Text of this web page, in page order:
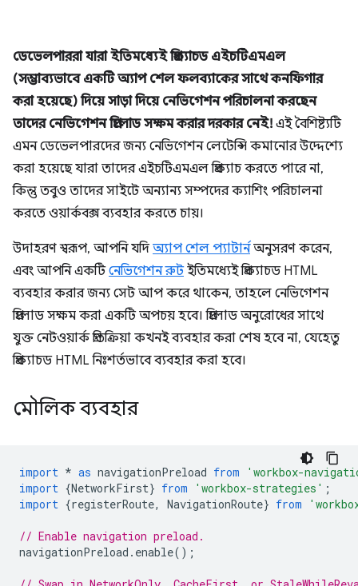
ডেভেলপাররা যারা ইতিমধ্যেই প্রিক্যাচড এইচটিএমএল
(সম্ভাব্যভাবে একটি অ্যাপ শেল ফলব্যাকের সাথে কনফিগার
করা হয়েছে) দিয়ে সাড়া দিয়ে নেভিগেশন পরিচালনা করছেন
তাদের নেভিগেশন প্রিলোড সক্ষম করার দরকার নেই! এই বৈশিষ্ট্যটি
এমন ডেভেলপারদের জন্য নেভিগেশন লেটেন্সি কমানোর উদ্দেশ্যে
করা হয়েছে যারা তাদের এইচটিএমএল প্রিক্যাচ করতে পারে না,
কিন্তু তবুও তাদের সাইটে অন্যান্য সম্পদের ক্যাশিং পরিচালনা
করতে ওয়ার্কবক্স ব্যবহার করতে চায়।
উদাহরণ স্বরূপ, আপনি যদি অ্যাপ শেল প্যাটার্নঅনুসরণ করেন,
এবং আপনি একটিনেভিগেশন রুটইতিমধ্যেই প্রিক্যাচড HTML
ব্যবহার করার জন্য সেট আপ করে থাকেন, তাহলে নেভিগেশন
প্রিলোড সক্ষম করা একটি অপচয় হবে। প্রিলোড অনুরোধের সাথে
যুক্ত নেটওয়ার্ক প্রতিক্রিয়া কখনই ব্যবহার করা শেষ হবে না, যেহেতু
প্রিক্যাচড HTML নিঃশর্তভাবে ব্যবহার করা হবে।
মৌলিক ব্যবহার
import * as navigationPreload from
'workbox-
import {NetworkFirst} from 'workbox-strategies' ;
import {registerRoute, NavigationRoute} from
// Enable navigation preload.
navigationPreload . enable();